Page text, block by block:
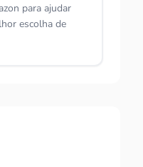
para ajudar
escolha de